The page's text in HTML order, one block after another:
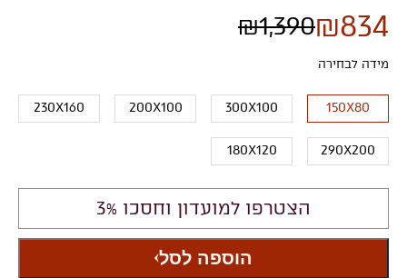
₪1,390₪834
מידה לבחירה
150X80
300X100
200X100
230X160
290X200
180X120
הצטרפו למועדון וחסכו 3%
הוספה לסל